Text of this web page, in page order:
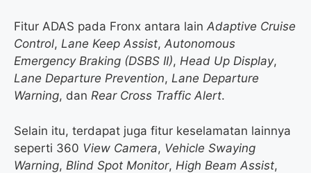
Fitur ADAS pada Fronx antara lain Adaptive Cruise
Control, Lane Keep Assist, Autonomous
Emergency Braking (DSBS II), Head Up Display,
Lane Departure Prevention, Lane Departure
Warning, dan Rear Cross Traffic Alert.
Selain itu, terdapat juga fitur keselamatan lainnya
seperti 360 View Camera, Vehicle Swaying
Warning, Blind Spot Monitor, High Beam Assist,